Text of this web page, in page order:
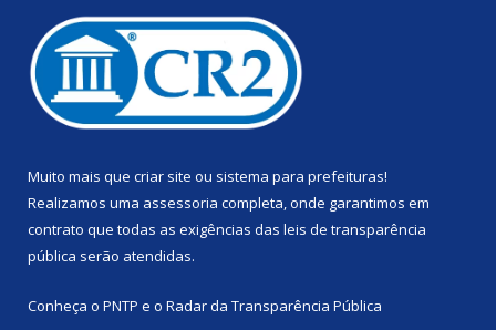
Muito mais que criar site ou sistema para prefeituras!
Realizamos uma assessoria completa, onde garantimos em
contrato que todas as exigências das leis de transparência
pública serão atendidas.
Conheça o PNTP e o Radar da Transparência Pública